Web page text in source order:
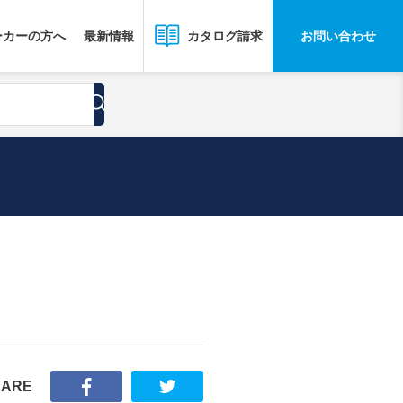
ーの方へ 最新情報 カタログ請求 お問い合わせ